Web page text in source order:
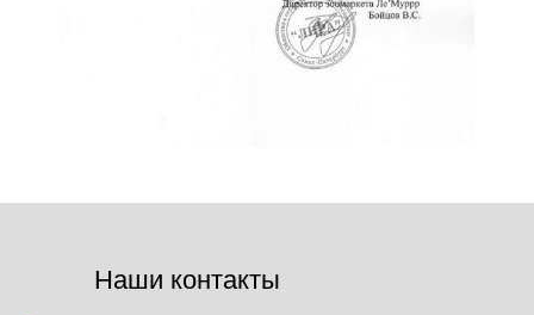
Наши контакты